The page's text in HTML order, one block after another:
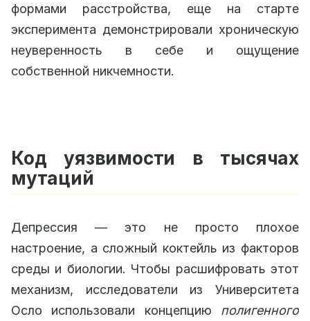
формами расстройства, еще на старте
эксперимента демонстрировали хроническую
неуверенность в себе и ощущение
собственной никчемности.
Код уязвимости в тысячах
мутаций
Депрессия — это не просто плохое
настроение, а сложный коктейль из факторов
среды и биологии. Чтобы расшифровать этот
механизм, исследователи из Университета
Осло использовали концепцию полигенного